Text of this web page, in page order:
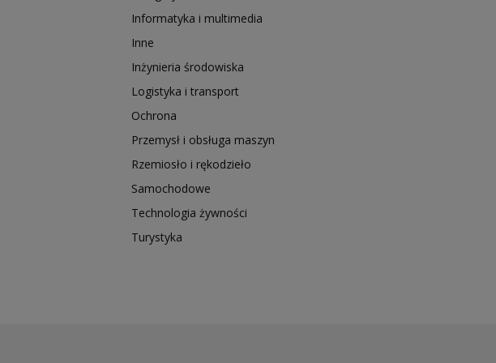
Informatyka i multimedia
Inne
Inżynieria środowiska
Logistyka i transport
Ochrona
Przemysł i obsługa maszyn
Rzemiosło i rękodzieło
Samochodowe
Technologia żywności
Turystyka